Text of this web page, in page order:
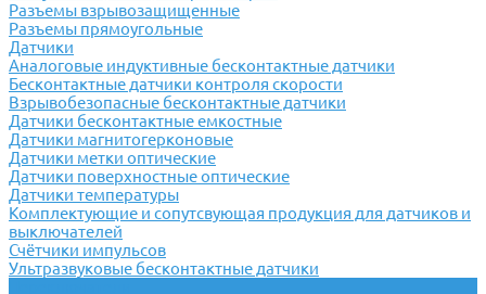
Разъемы взрывозащищенные
Разъемы прямоугольные
Датчики
Аналоговые индуктивные бесконтактные датчики
Бесконтактные датчики контроля скорости
Взрывобезопасные бесконтактные датчики
Датчики бесконтактные емкостные
Датчики магнитогерконовые
Датчики метки оптические
Датчики поверхностные оптические
Датчики температуры
Комплектующие и сопутсвующая продукция для датчиков и
выключателей
Счётчики импульсов
Ультразвуковые бесконтактные датчики